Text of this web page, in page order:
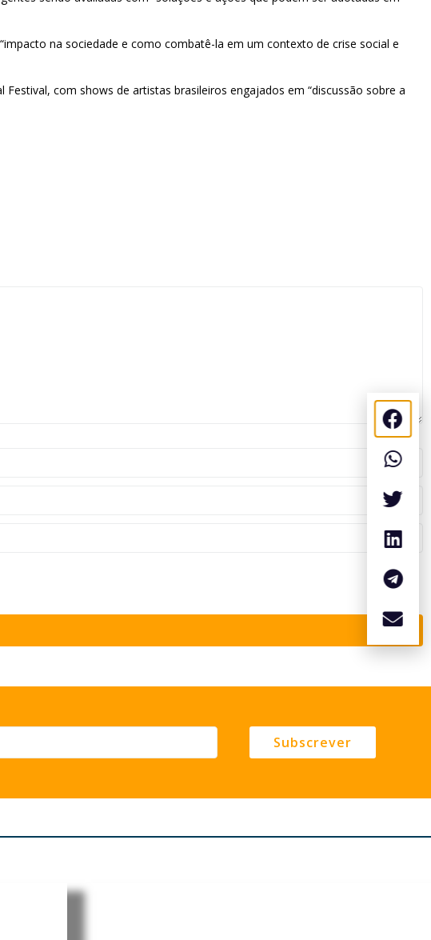
na sociedade e como combatê-la em um contexto de crise social e
com shows de artistas brasileiros engajados em “discussão sobre a
Subscrever